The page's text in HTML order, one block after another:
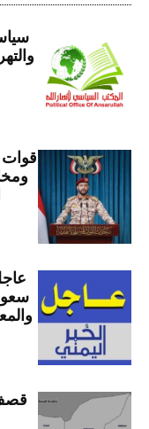
قوات